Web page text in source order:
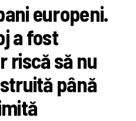
europeni.
a fost
riscă să nu
până